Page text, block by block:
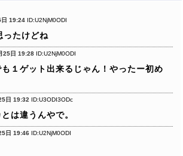
19:24 ID:U2NjM0ODI
ったけどね
25日 19:28 ID:U2NjM0ODI
１ゲット出来るじゃん！やったー初め
日 19:32 ID:U3ODI3ODc
は違うんやで。
日 19:46 ID:U2NjM0ODI